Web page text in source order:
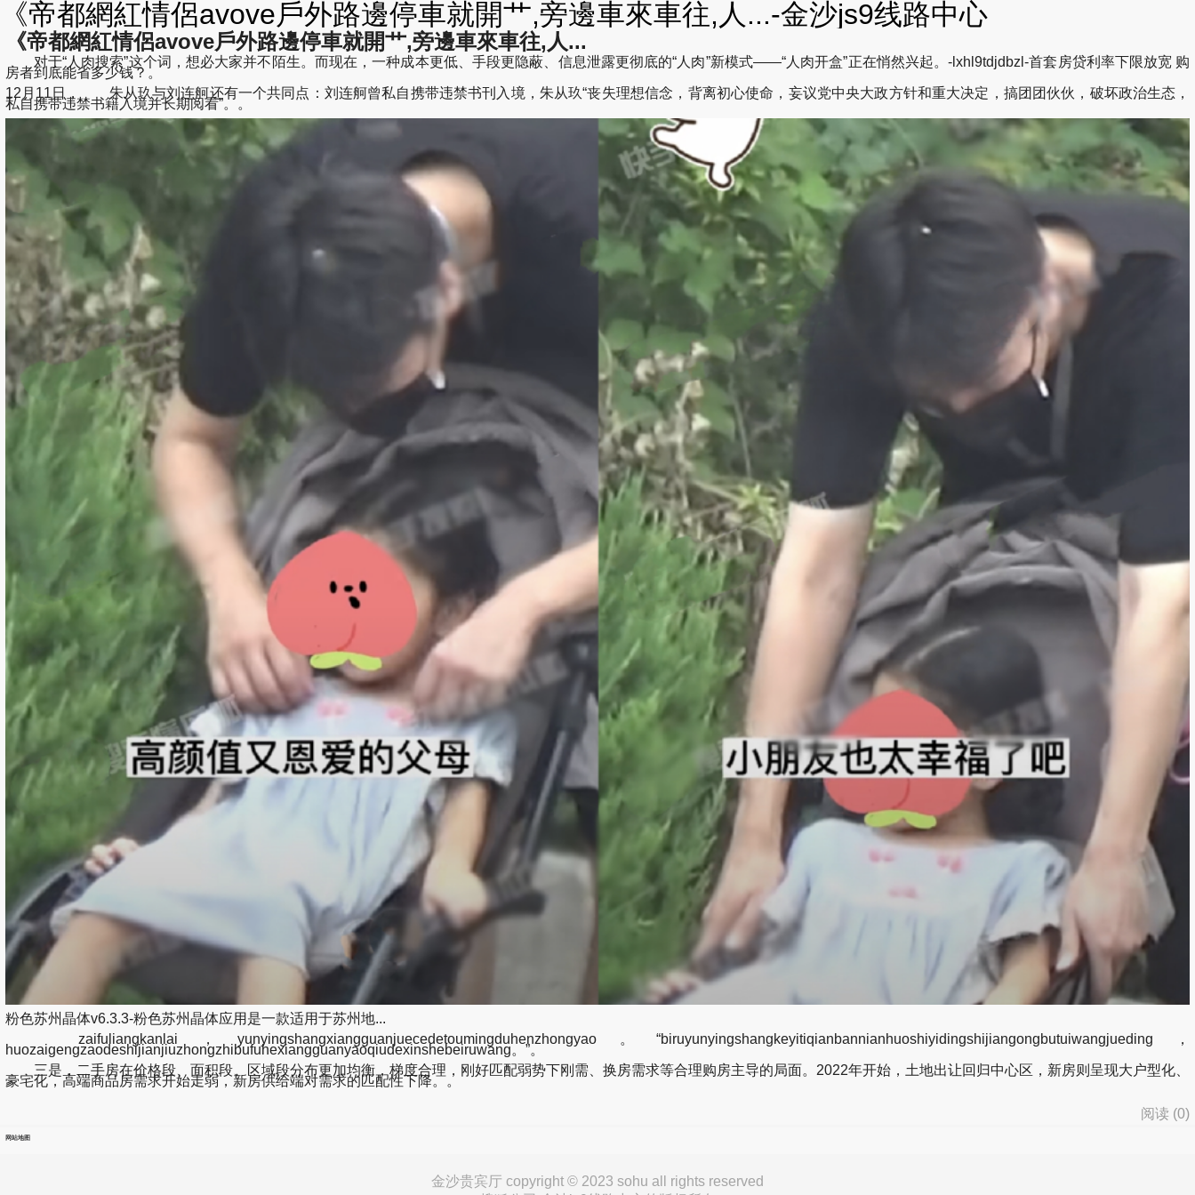
《帝都網紅情侶avove戶外路邊停車就開艹,旁邊車來車往,人...-金沙js9线路中心
《帝都網紅情侶avove戶外路邊停車就開艹,旁邊車來車往,人...
对于“人肉搜索”这个词，想必大家并不陌生。而现在，一种成本更低、手段更隐蔽、信息泄露更彻底的“人肉”新模式——“人肉开盒”正在悄然兴起。-lxhl9tdjdbzl-首套房贷利率下限放宽 购
房者到底能省多少钱？。
12月11日， 朱从玖与刘连舸还有一个共同点：刘连舸曾私自携带违禁书刊入境，朱从玖“丧失理想信念，背离初心使命，妄议党中央大政方针和重大决定，搞团团伙伙，破坏政治生态，
私自携带违禁书籍入境并长期阅看”。。
粉色苏州晶体v6.3.3-粉色苏州晶体应用是一款适用于苏州地...
zaifuliangkanlai，yunyingshangxiangguanjuecedetoumingduhenzhongyao。“biruyunyingshangkeyitiqianbannianhuoshiyidingshijiangongbutuiwangjueding，
huozaigengzaodeshijianjiuzhongzhibufuhexiangguanyaoqiudexinshebeiruwang。”。
三是，二手房在价格段、面积段、区域段分布更加均衡，梯度合理，刚好匹配弱势下刚需、换房需求等合理购房主导的局面。2022年开始，土地出让回归中心区，新房则呈现大户型化、
豪宅化，高端商品房需求开始走弱，新房供给端对需求的匹配性下降。。
阅读 (0)
网站地图
金沙贵宾厅 copyright © 2023 sohu all rights reserved